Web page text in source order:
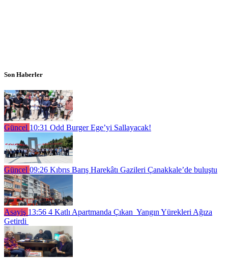
Son Haberler
Güncel 10:31 Odd Burger Ege’yi Sallayacak!
Güncel 09:26 Kıbrıs Barış Harekâtı Gazileri Çanakkale’de buluştu
Asayiş 13:56 4 Katlı Apartmanda Çıkan Yangın Yürekleri Ağıza
Getirdi